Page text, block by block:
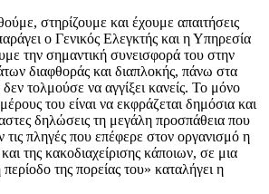
στηρίζουμε και έχουμε απαιτήσεις
ο Γενικός Ελεγκτής και η Υπηρεσία
την σημαντική συνεισφορά του στην
διαφθοράς και διαπλοκής, πάνω στα
τολμούσε να αγγίξει κανείς. Το μόνο
του είναι να εκφράζεται δημόσια και
δηλώσεις τη μεγάλη προσπάθεια που
τις πληγές που επέφερε στον οργανισμό η
της κακοδιαχείρισης κάποιων, σε μια
της πορείας του» καταλήγει η